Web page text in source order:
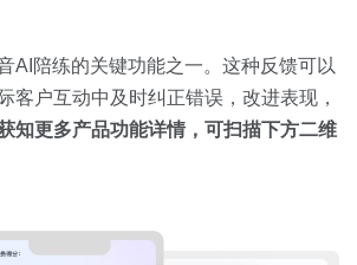
AI陪练的关键功能之一。这种反馈可以
客户互动中及时纠正错误，改进表现，
知更多产品功能详情，可扫描下方二维